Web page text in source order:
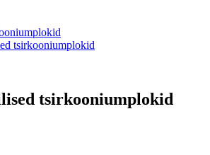
tsirkooniumplokid
tsirkooniumplokid